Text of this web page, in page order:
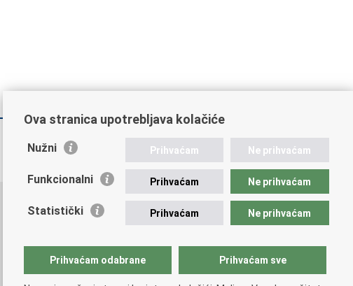
Ova stranica upotrebljava kolačiće
Nužni Prihvaćam Ne prihvaćam
Funkcionalni Prihvaćam Ne prihvaćam
Statistički Prihvaćam Ne prihvaćam
Prihvaćam odabrane Prihvaćam sve